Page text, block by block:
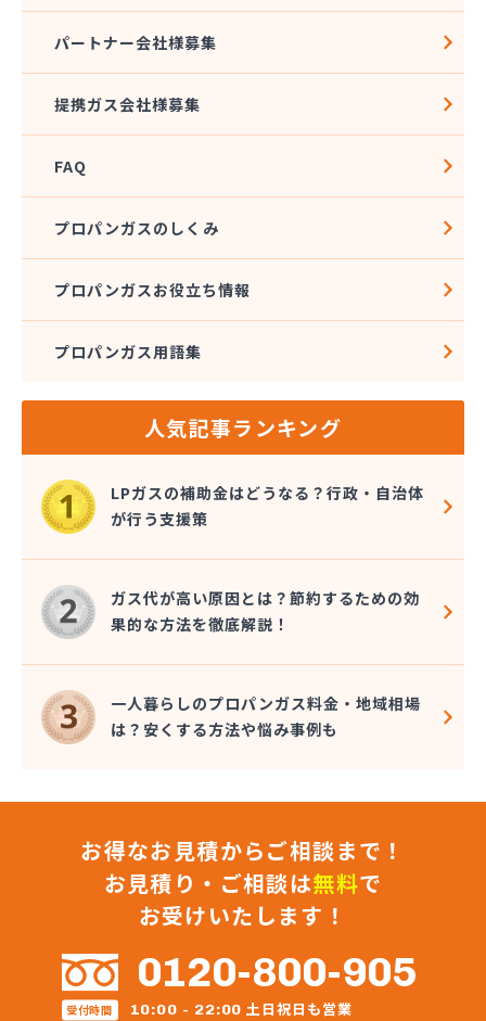
パートナー会社様募集
提携ガス会社様募集
FAQ
プロパンガスのしくみ
プロパンガスお役立ち情報
プロパンガス用語集
人気記事ランキング
LPガスの補助金はどうなる？行政・自治体
が行う支援策
ガス代が高い原因とは？節約するための効
果的な方法を徹底解説！
一人暮らしのプロパンガス料金・地域相場
は？安くする方法や悩み事例も
お得なお見積からご相談まで！
お見積り・ご相談は無料で
お受けいたします！
0120-800-905
受付時間 10:00 - 22:00 土日祝日も営業